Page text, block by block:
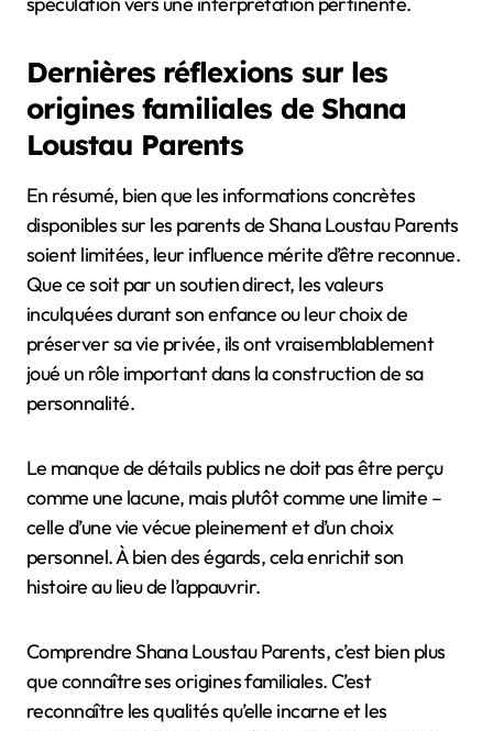
Dernières réflexions sur les
origines familiales de Shana
Loustau Parents
En résumé, bien que les informations concrètes
disponibles sur les parents de Shana Loustau Parents
soient limitées, leur influence mérite d’être reconnue.
Que ce soit par un soutien direct, les valeurs
inculquées durant son enfance ou leur choix de
préserver sa vie privée, ils ont vraisemblablement
joué un rôle important dans la construction de sa
personnalité.
Le manque de détails publics ne doit pas être perçu
comme une lacune, mais plutôt comme une limite –
celle d’une vie vécue pleinement et d’un choix
personnel. À bien des égards, cela enrichit son
histoire au lieu de l’appauvrir.
Comprendre Shana Loustau Parents, c’est bien plus
que connaître ses origines familiales. C’est
reconnaître les qualités qu’elle incarne et les